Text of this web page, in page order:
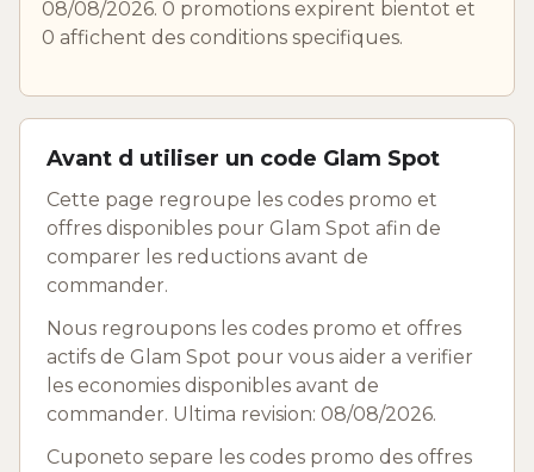
08/08/2026. 0 promotions expirent bientot et
0 affichent des conditions specifiques.
Avant d utiliser un code Glam Spot
Cette page regroupe les codes promo et
offres disponibles pour Glam Spot afin de
comparer les reductions avant de
commander.
Nous regroupons les codes promo et offres
actifs de Glam Spot pour vous aider a verifier
les economies disponibles avant de
commander. Ultima revision: 08/08/2026.
Cuponeto separe les codes promo des offres